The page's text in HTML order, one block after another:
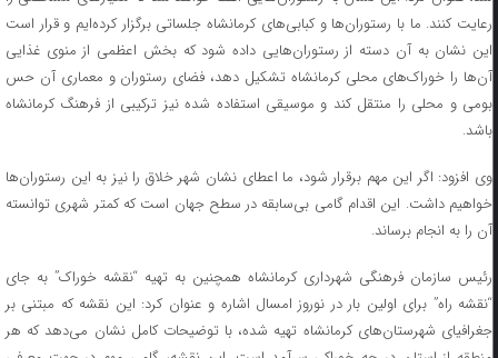
رعایت کنند. ما با رستوران‌ها و کبابی‌های کرمانشاه جلساتی برگزار کرده‌ایم و قرار است
این نشان به آن دسته از رستوران‌هایی داده شود که بخش اعظمی از منوی غذایی
آن‌ها را خوراک‌های محلی کرمانشاه تشکیل دهد، فضای رستوران و معماری آن حس
بومی و محلی را منتقل کند و موسیقی استفاده شده نیز ترکیبی از فرهنگ کرمانشاه
باشد.
وی افزود: اگر این مهم برقرار شود، ما اعطای نشان شهر خلاق را نیز به این رستوران‌ها
خواهیم داشت. این اقدام گامی بی‌سابقه در سطح جهان است که کمتر شهری توانسته
آن را به انجام برساند.
رئیس سازمان فرهنگی شهرداری کرمانشاه همچنین به تهیه “نقشه خوراک” به جای
“نقشه راه” برای اولین بار در نوروز امسال اشاره و عنوان کرد: این نقشه که مبتنی بر
جغرافیای شهرستان‌های کرمانشاه تهیه شده، با توضیحات کامل نشان می‌دهد که هر